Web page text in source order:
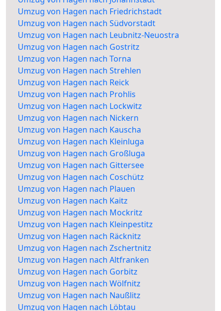
Umzug von Hagen nach Friedrichstadt
Umzug von Hagen nach Südvorstadt
Umzug von Hagen nach Leubnitz-Neuostra
Umzug von Hagen nach Gostritz
Umzug von Hagen nach Torna
Umzug von Hagen nach Strehlen
Umzug von Hagen nach Reick
Umzug von Hagen nach Prohlis
Umzug von Hagen nach Lockwitz
Umzug von Hagen nach Nickern
Umzug von Hagen nach Kauscha
Umzug von Hagen nach Kleinluga
Umzug von Hagen nach Großluga
Umzug von Hagen nach Gittersee
Umzug von Hagen nach Coschütz
Umzug von Hagen nach Plauen
Umzug von Hagen nach Kaitz
Umzug von Hagen nach Mockritz
Umzug von Hagen nach Kleinpestitz
Umzug von Hagen nach Räcknitz
Umzug von Hagen nach Zschertnitz
Umzug von Hagen nach Altfranken
Umzug von Hagen nach Gorbitz
Umzug von Hagen nach Wölfnitz
Umzug von Hagen nach Naußlitz
Umzug von Hagen nach Löbtau